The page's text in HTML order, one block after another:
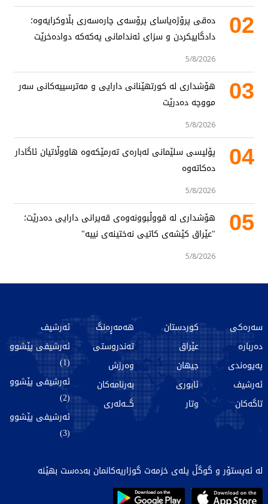
02
دەقی پرۆژەیاسای پرۆسەی چارەسەری بڵاوکرایەوە؛
دادگاییکردن و سزای ئەندامانی پەکەکە دوادەخرێت
5/8/2026
03
هۆشداری لە کورتهێنانی دارایی و مەترسییەکانی سەر
مووچە دەدرێت
5/8/2026
04
پۆلیسی سلێمانی لەبارەی تەرمێکەوە هاووڵاتیان ئاگادار
دەکاتەوە
5/8/2026
05
هۆشداری لە قووڵبوونەوەی قەیرانی دارایی دەدرێت؛
"عێراق کێشەی کاتیی نەختینەی نییە"
5/8/2026
سەرەکی
دەربارە
پەیوەندی
ئەرشیف
تاگەکان
کوردستان
عێراق
جیهان
ئابوری
وتار
هەمەڕەنگ
تەندروستی
وەرزش
بەرنامەکان
گـــەلەری
ئەرشیف
ئەرشیفی پێشوو
(1)
ئەرشیفی پێشوو
(2)
ئەرشیفی پێشوو
(3)
لە ئەپستۆر و گوگڵ پلەی خزمەت گوزاریەکانمان بەدەست بهێنە